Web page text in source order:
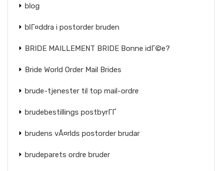
blog
blГ¤ddra i postorder bruden
BRIDE MAILLEMENT BRIDE Bonne idГ©e?
Bride World Order Mail Brides
brude-tjenester til top mail-ordre
brudebestillings postbyrГҐ
brudens vÃ¤rlds postorder brudar
brudeparets ordre bruder